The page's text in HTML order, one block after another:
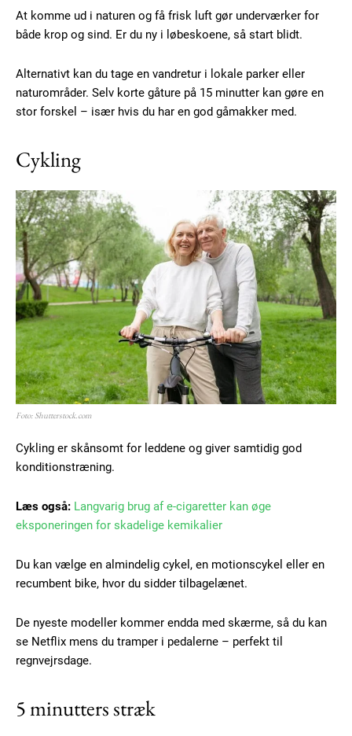
Subscription Plans
Free limited access
Gratis / forever
Etiam est nibh, lobortis sit
Ut mollis pellentesque tortor
Nullam eu erat condimentum
Orci varius natoque dolor
Member full access
At komme ud i naturen og få frisk luft gør underværker for
både krop og sind. Er du ny i løbeskoene, så start blidt.
Alternativt kan du tage en vandretur i lokale parker eller
naturområder. Selv korte gåture på 15 minutter kan gøre en
stor forskel – især hvis du har en god gåmakker med.
Cykling
Foto: Shutterstock.com
Cykling er skånsomt for leddene og giver samtidig god
konditionstræning.
Læs også: Langvarig brug af e-cigaretter kan øge
eksponeringen for skadelige kemikalier
Du kan vælge en almindelig cykel, en motionscykel eller en
recumbent bike, hvor du sidder tilbagelænet.
De nyeste modeller kommer endda med skærme, så du kan
se Netflix mens du tramper i pedalerne – perfekt til
regnvejrsdage.
5 minutters stræk